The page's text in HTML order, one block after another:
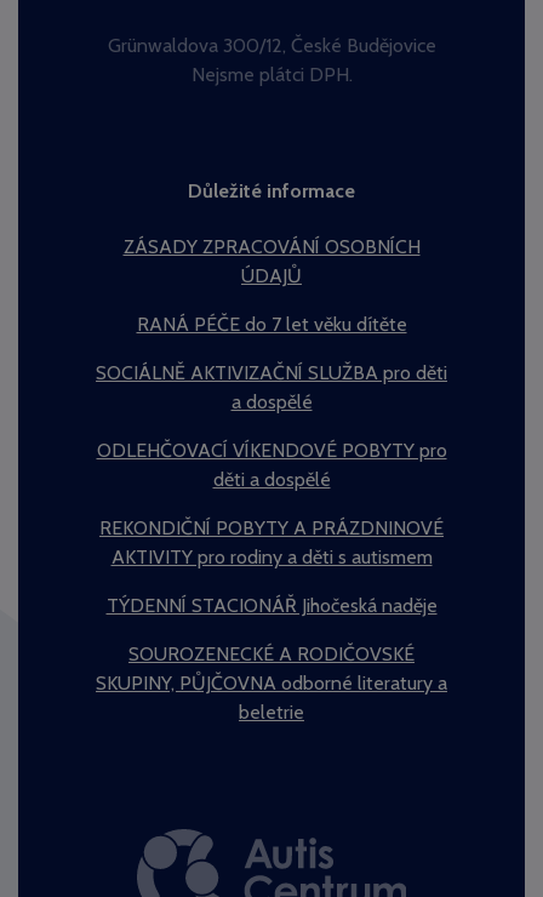
Grünwaldova 300/12, České Budějovice
Nejsme plátci DPH.
Důležité informace
ZÁSADY ZPRACOVÁNÍ OSOBNÍCH
ÚDAJŮ
RANÁ PÉČE do 7 let věku dítěte
SOCIÁLNĚ AKTIVIZAČNÍ SLUŽBA pro děti
a dospělé
ODLEHČOVACÍ VÍKENDOVÉ POBYTY pro
děti a dospělé
REKONDIČNÍ POBYTY A PRÁZDNINOVÉ
AKTIVITY pro rodiny a děti s autismem
TÝDENNÍ STACIONÁŘ Jihočeská naděje
SOUROZENECKÉ A RODIČOVSKÉ
SKUPINY, PŮJČOVNA odborné literatury a
beletrie